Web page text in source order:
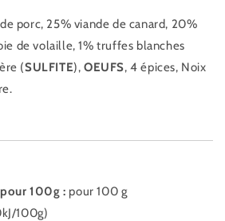
porc, 25% viande de canard, 20%
de volaille, 1% truffes blanches
(SULFITE),OEUFS, 4 épices, Noix
100g : pour 100 g
100g)